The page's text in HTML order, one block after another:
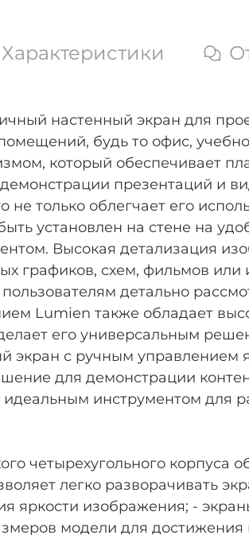
Характеристики
настенный экран для
будь то офис,
который обеспечивает
презентаций и
не только облегчает его
установлен на стене на
Высокая детализация
графиков, схем, фильмов
пользователям детально
Lumien также обладает
его универсальным
экран с ручным управлением
для демонстрации
идеальным инструментом для
четырехугольного
легко разворачивать
яркости изображения; -
модели для